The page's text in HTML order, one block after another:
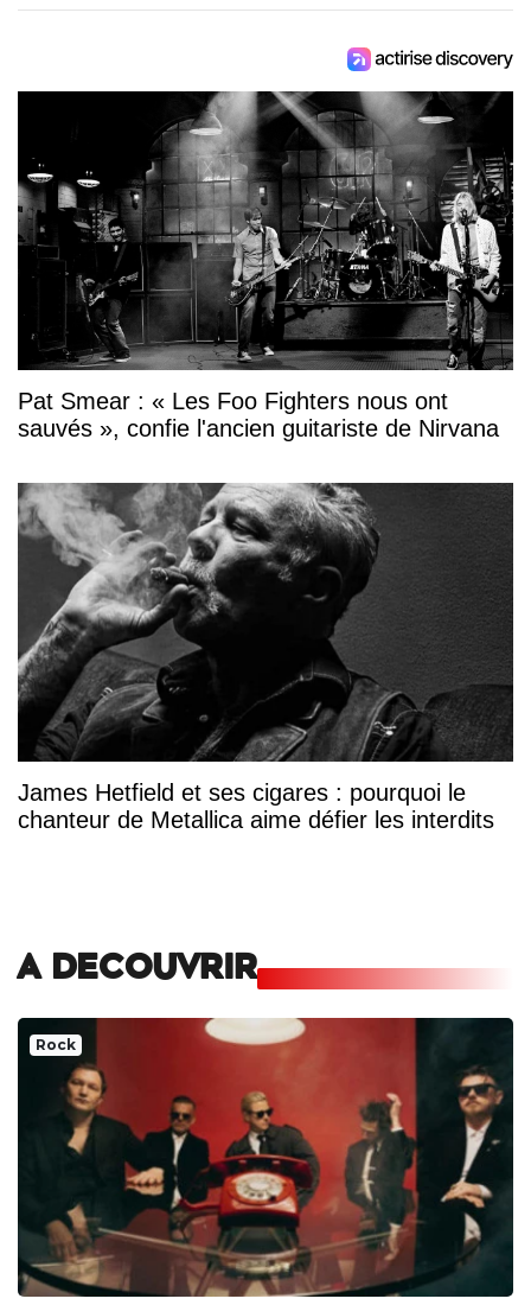
Pat Smear : « Les Foo Fighters nous ont
sauvés », confie l'ancien guitariste de Nirvana
James Hetfield et ses cigares : pourquoi le
chanteur de Metallica aime défier les interdits
A DECOUVRIR
Rock